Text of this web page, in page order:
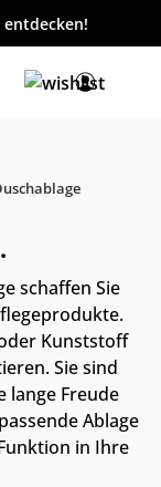
schaffen Sie
Kunststoff
Sie sind
lange Freude
Ablage
in Ihre